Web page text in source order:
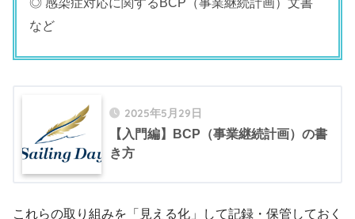
など
2025年5月29日
【入門編】BCP（事業継続計画）の書
き方
これらの取り組みを「見える化」して記録・保管しておく